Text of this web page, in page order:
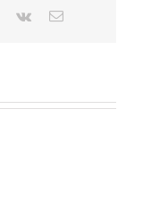
Pinterest
Vk
Correo